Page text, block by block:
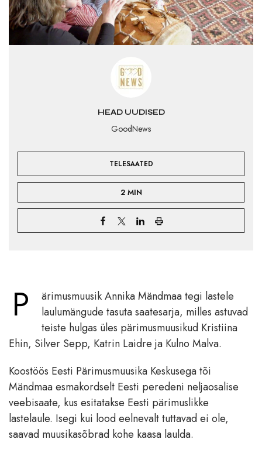
HEAD UUDISED
GoodNews
TELESAATED
2 MIN
P
ärimusmuusik Annika Mändmaa tegi lastele
laulumängude tasuta saatesarja, milles astuvad
teiste hulgas üles pärimusmuusikud Kristiina
Ehin, Silver Sepp, Katrin Laidre ja Kulno Malva.
Koostöös Eesti Pärimusmuusika Keskusega tõi
Mändmaa esmakordselt Eesti peredeni neljaosalise
veebisaate, kus esitatakse Eesti pärimuslikke
lastelaule. Isegi kui lood eelnevalt tuttavad ei ole,
saavad muusikasõbrad kohe kaasa laulda.